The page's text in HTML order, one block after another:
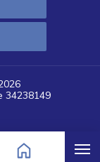
فهرست
34238149